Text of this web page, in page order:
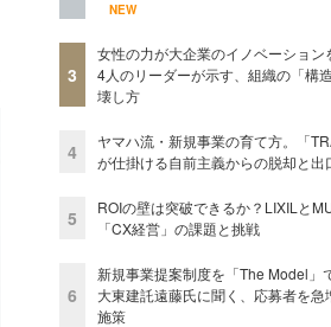
NEW
3
女性の力が大企業のイノベーション
4人のリーダーが示す、組織の「構
壊し方
4
ヤマハ流・新規事業の育て方。「
が仕掛ける自前主義からの脱却と出
5
ROIの壁は突破できるか？LIXILと
「CX経営」の課題と挑戦
6
新規事業提案制度を「The Model」
大東建託遠藤氏に聞く、応募者を急
施策